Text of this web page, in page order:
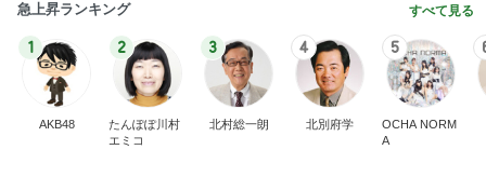
急上昇ランキング すべて見る
1
AKB48
2
たんぽぽ川村
エミコ
3
北村総一朗
4
北別府学
5
OCHA NORM
A